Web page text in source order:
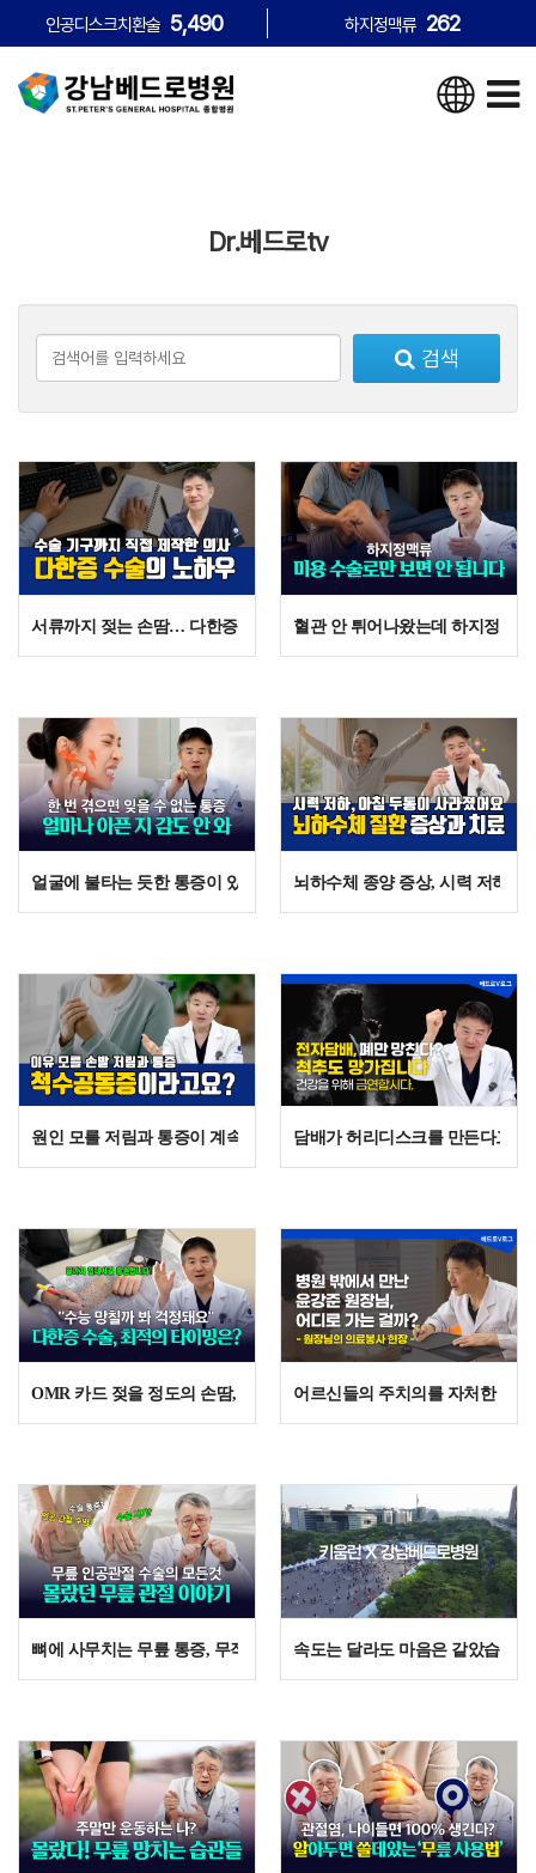
인공디스크치환술 5,490 하지정맥류 262
Dr.베드로tv
검색
서류까지 젖는 손땀… 다한증 수술에서 ‘가지신경’이 중요한 이유
혈관 안 튀어나왔는데 하지정맥
얼굴에 불타는 듯한 통증이 있는 분 주목! 삼차신경통의 치료법
뇌하수체 종양 증상, 시력 저하와
원인 모를 저림과 통증이 계속된다면? 척수공동증, MRI로 발견되는 희
담배가 허리디스크를 만든다고?
OMR 카드 젖을 정도의 손땀, 수능 전 다한증 수술 괜찮을까?
어르신들의 주치의를 자처한 윤
뼈에 사무치는 무릎 통증, 무작정 참았다가 평생 후회하는 결정적인 이
속도는 달라도 마음은 같았습니다